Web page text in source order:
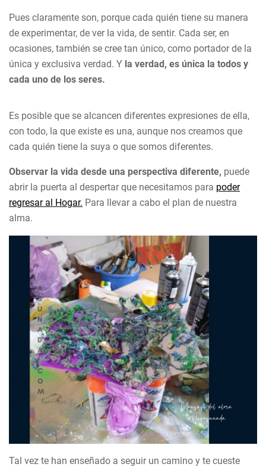
Pues claramente son, porque cada quién tiene su manera
de experimentar, de ver la vida, de sentir. Cada ser, en
ocasiones, también se cree tan único, como portador de la
única y exclusiva verdad. Y la verdad, es única la todos y
cada uno de los seres.
Es posible que se alcancen diferentes expresiones de ella,
con todo, la que existe es una, aunque nos creamos que
cada quién tiene la suya o que somos diferentes.
Observar la vida desde una perspectiva diferente, puede
abrir la puerta al despertar que necesitamos para poder
regresar al Hogar. Para llevar a cabo el plan de nuestra
alma.
Tal vez te han enseñado a seguir un camino y te cueste